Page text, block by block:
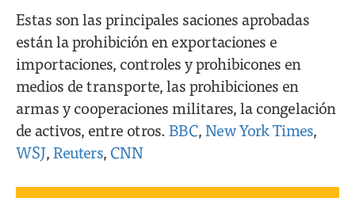
Estas son las principales saciones aprobadas
están la prohibición en exportaciones e
importaciones, controles y prohibicones en
medios de transporte, las prohibiciones en
armas y cooperaciones militares, la congelación
de activos, entre otros. BBC,New York Times,
WSJ, Reuters, CNN